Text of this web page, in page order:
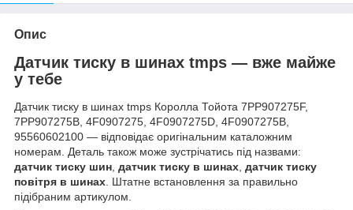
Опис
Датчик тиску в шинах tmps — вже майже
у тебе
Датчик тиску в шинах tmps Королла Тойота 7PP907275F,
7PP907275B, 4F0907275, 4F0907275D, 4F0907275B,
95560602100 — відповідає оригінальним каталожним
номерам. Деталь також може зустрічатись під назвами:
датчик тиску шин, датчик тиску в шинах, датчик тиску
повітря в шинах. Штатне встановлення за правильно
підібраним артикулом.